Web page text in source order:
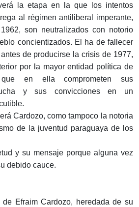
la etapa en la que los intentos
al régimen antiliberal imperante,
son neutralizados con notorio
concientizados. El ha de fallecer
de producirse la crisis de 1977,
por la mayor entidad política de
que en ella comprometen sus
y sus convicciones en un
Cardozo, como tampoco la notoria
de la juventud paraguaya de los
y su mensaje porque alguna vez
debido cauce.
de Efraim Cardozo, heredada de su